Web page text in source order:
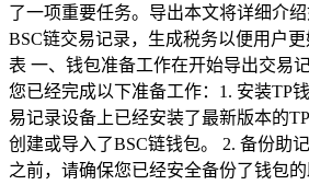
了一项重要任务。导出本文将详细介
BSC链交易记录，生成税务以便用户
表 一、钱包准备工作在开始导出交易
您已经完成以下准备工作：1. 安装TP
易记录设备上已经安装了最新版本的
创建或导入了BSC链钱包。 2. 备份助
之前，请确保您已经安全备份了钱包